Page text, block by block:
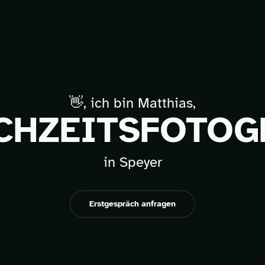
👋, ich bin Matthias,
in Speyer
Erstgespräch anfragen